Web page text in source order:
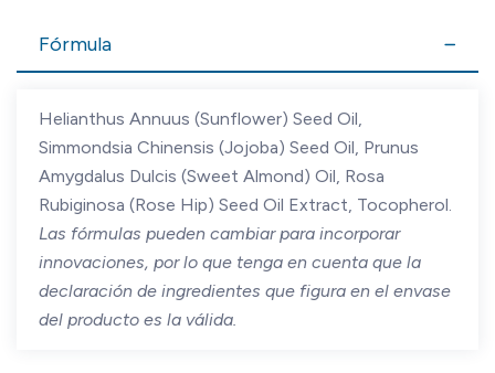
Fórmula
Helianthus Annuus (Sunflower) Seed Oil,
Simmondsia Chinensis (Jojoba) Seed Oil, Prunus
Amygdalus Dulcis (Sweet Almond) Oil, Rosa
Rubiginosa (Rose Hip) Seed Oil Extract, Tocopherol.
Las fórmulas pueden cambiar para incorporar
innovaciones, por lo que tenga en cuenta que la
declaración de ingredientes que figura en el envase
del producto es la válida.